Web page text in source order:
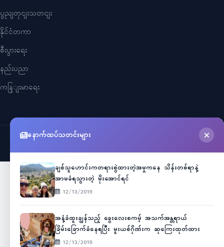
ပွညျတှငျးသတငျး
နိုင်ငံတကာ
စီးပွားရေး
နည်းပညာ
ကနြျးမာရေး
Myanmar Cele News
နောက်ထပ်သတင်းများ
ချစ်သူဟောင်းကတရားစွဲထားတဲ့အမှုကနေ သိန်းတစ်ရာနဲ့
အာမခံရသွားတဲ့ မိုးအောင်ရင်
12/13/2019
အနံ့ခံထူးချွန်သည့် ခွေးလေးစကမ့် အသက်အန္တရာယ်
ခြိမ်းခြောက်ခံနေရပြီး မူးယစ်ဂိုဏ်းက ဆုကြေးထုတ်ထား
12/13/2019